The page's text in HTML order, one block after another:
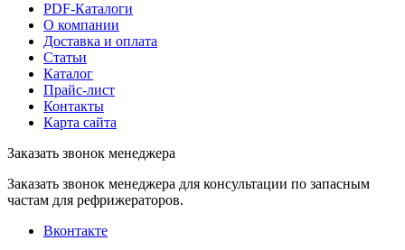
PDF-Каталоги
О компании
Доставка и оплата
Статьи
Каталог
Прайс-лист
Контакты
Карта сайта
Заказать звонок менеджера
Заказать звонок менеджера для консультации по запасным
частам для рефрижераторов.
Вконтакте